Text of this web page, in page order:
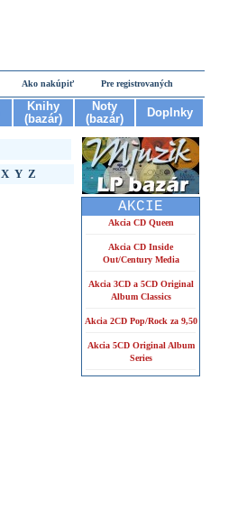
Ako nakúpiť Pre registrovaných
Knihy
(bazár)
Noty
(bazár)
Doplnky
X Y Z
AKCIE
Akcia CD Queen
Akcia CD Inside
Out/Century Media
Akcia 3CD a 5CD Original
Album Classics
Akcia 2CD Pop/Rock za 9,50
Akcia 5CD Original Album
Series